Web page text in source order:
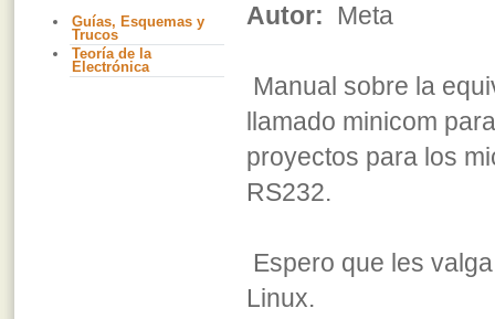
Guías, Esquemas y
Trucos
Teoría de la
Electrónica
Autor: Meta
Manual sobre la
llamado minicom
proyectos para los
RS232.
Espero que les
Linux.